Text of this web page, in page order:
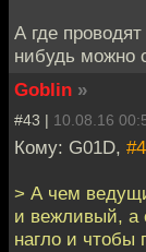
А где
нибудь можно
Goblin »
#43 | 10.08.16
Кому: G01D,
> А чем
и вежливый, а
нагло и чтобы